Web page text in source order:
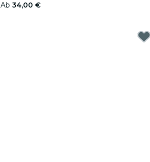
Ab 34,00 €